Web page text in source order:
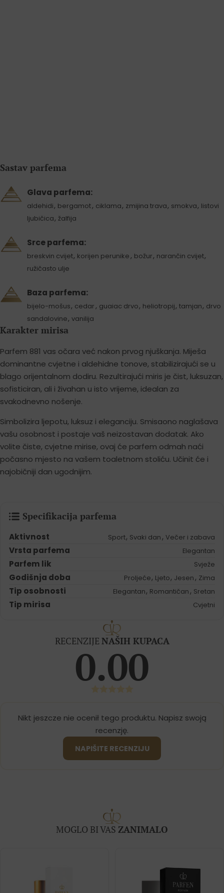
Sastav parfema
Glava parfema:
aldehidi, bergamot, ciklama, zmijina trava, smokva, listovi
ljubičica, žalfija
Srce parfema:
breskvin cvijet, korijen perunike , božur, narančin cvijet,
ružičasto ulje
Baza parfema:
bijelo-mošus, cedar , guaiac drvo, heliotropij, tamjan, drvo
sandalovine, vanilija
Karakter mirisa
Parfem 881 vas očara već nakon prvog njuškanja. Miješa
dominantne cvjetne i aldehidne tonove, stabilizirajući se u
blago orijentalnom dodiru. Rezultirajući miris je čist, luksuzan,
sofisticiran, ali i živahan u isto vrijeme, idealan za
svakodnevno nošenje.
Simbolizira ljepotu, luksuz i eleganciju. Smisaono naglašava
vašu osobnost i postaje vaš neizostavan dodatak. Ako
volite čiste, cvjetne mirise, ovaj će parfem odmah naći
počasno mjesto na vašem toaletnom stoliću. Učinit će i
najobičniji dan ugodnijim.
Specifikacija parfema
Aktivnost Sport, Svaki dan , Večer i zabava
Vrsta parfema Elegantan
Parfem lik Svježe
Godišnja doba Proljeće, Ljeto, Jesen , Zima
Tip osobnosti Elegantan, Romantičan , Sretan
Tip mirisa Cvjetni
RECENZIJE NAŠIH KUPACA
0.00
Nikt jeszcze nie ocenił tego produktu. Napisz swoją
recenzję.
NAPIŠITE RECENZIJU
MOGLO BI VAS ZANIMALO